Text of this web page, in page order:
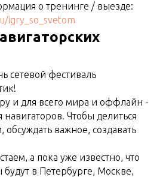
о тренинге / выезде:
igry_so_svetom
сетевой фестиваль
и для всего мира и оффлайн -
навигаторов. Чтобы делиться
важное, создавать
а пока уже известно, что
в Петербурге, Москве,